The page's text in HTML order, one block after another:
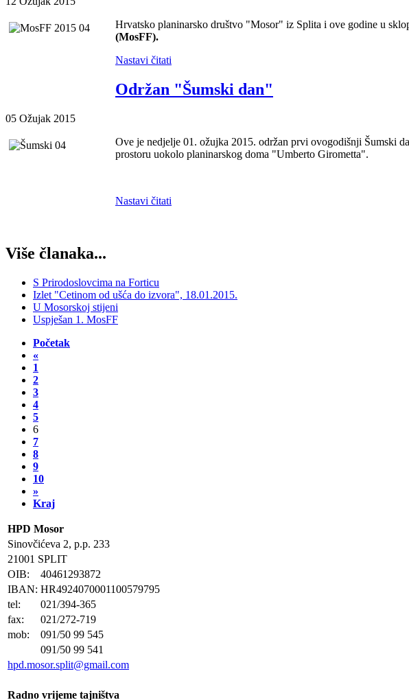
Hrvatsko planinarsko društvo "Mosor" iz Splita i ove godine u
(MosFF).
Nastavi čitati
Održan "Šumski dan"
05 Ožujak 2015
Ove je nedjelje 01. ožujka 2015. održan prvi ovogodišnji Šumski
prostoru uokolo planinarskog doma "Umberto Girometta".
Nastavi čitati
Više članaka...
S Prirodoslovcima na Forticu
Izlet "Cetinom od ušća do izvora", 18.01.2015.
U Mosorskoj stijeni
Uspješan 1. MosFF
Početak
«
1
2
3
4
5
6
7
8
9
10
»
Kraj
HPD Mosor
Sinovčićeva 2, p.p. 233
21001 SPLIT
OIB:
40461293872
IBAN: HR4924070001100579795
tel:
021/394-365
fax:
021/272-719
mob:
091/50 99 545
091/50 99 541
hpd.mosor.split@gmail.com
Radno vrijeme tajništva